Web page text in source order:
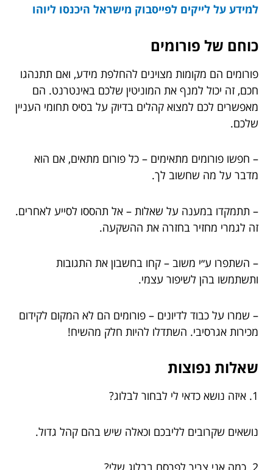
למידע על לייקים לפייסבוק מישראל היכנסו ליוהו
כוחם של פורומים
פורומים הם מקומות מצוינים להחלפת מידע, ואם תתנהגו
חכם, זה יכול למנף את המוניטין שלכם באינטרנט. הם
מאפשרים לכם למצוא קהלים בדיוק על בסיס תחומי העניין
שלכם.
– חפשו פורומים מתאימים – כל פורום מתאים, אם הוא
מדבר על מה שחשוב לך.
– תתמקדו במענה על שאלות – אל תהססו לסייע לאחרים.
זה לגמרי מחזיר בחזרה את ההשקעה.
– השתפרו ע״י משוב – קחו בחשבון את התגובות
ותשתמשו בהן לשיפור עצמי.
– שמרו על כבוד לדיונים – פורומים הם לא המקום לקידום
מכירות אגרסיבי. השתדלו להיות חלק מהשיח!
שאלות נפוצות
1. איזה נושא כדאי לי לבחור לבלוג?
נושאים שקרובים לליבכם וכאלה שיש בהם קהל גדול.
2. כמה אני צריך לפרסם בבלוג שלי?